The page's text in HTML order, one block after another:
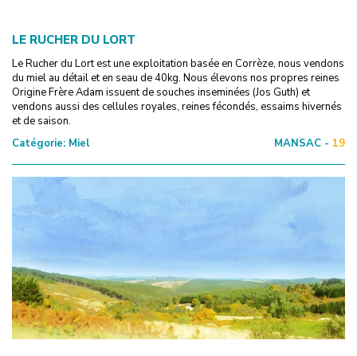
LE RUCHER DU LORT
Le Rucher du Lort est une exploitation basée en Corrèze, nous vendons
du miel au détail et en seau de 40kg. Nous élevons nos propres reines
Origine Frère Adam issuent de souches inseminées (Jos Guth) et
vendons aussi des cellules royales, reines fécondés, essaims hivernés
et de saison.
Catégorie: Miel MANSAC - 19